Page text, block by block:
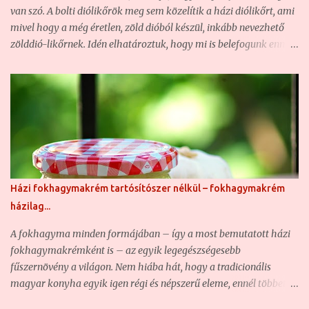
bornak való fügém most sem sok van, de szerencsére az egyik
kedves szomszédnak sokkal több van,...
van szó. A bolti diólikőrök meg sem közelítik a házi diólikőrt, ami
mivel hogy a még éretlen, zöld dióból készül, inkább nevezhető
zölddió-likőrnek. Idén elhatároztuk, hogy mi is belefogunk ennek
gyógyital is, ahogy Zilahay Ágnes már régen (1892) megírta,
kitűnő gyomorerősítő is... Zilahy Ágnes - Valódi magyar
szakácskönyv (1892): Egy 3 literes bőszáju üvegbe tegyünk
karikára vágott 20 gyenge zöld diót, 20 szem szegfüszeget, két
darab fahéjat és fél kiló czukrot. Ezeket kevés vizzel felfőzve,
öntsük az üvegbe és töltsük tele az üveget seprő, vagy
törkölypálinkával. Az üvegeket időnként rázzuk fel. Pár hét alatt
össze érik; gyomor fájdalom ellen igen hathatós gyógyszer. Mi
most ezt az alapreceptet bővítettük ki egy kicsit fűszerekkel, és
cukorral, hogy ne diópálinka, hanem diólikőr legyen belőle. Az
arányokon mindenki módosítson magának nyugodta...
Házi fokhagymakrém tartósítószer nélkül – fokhagymakrém
házilag...
A fokhagyma minden formájában – így a most bemutatott házi
fokhagymakrémként is – az egyik legegészségesebb
fűszernövény a világon. Nem hiába hát, hogy a tradicionális
magyar konyha egyik igen régi és népszerű eleme, ennél többet